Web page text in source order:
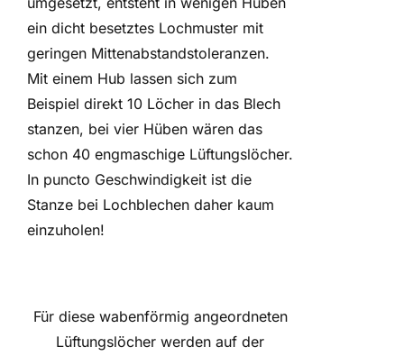
ein dicht besetztes Lochmuster mit
geringen Mittenabstandstoleranzen.
Mit einem Hub lassen sich zum
Beispiel direkt 10 Löcher in das Blech
stanzen, bei vier Hüben wären das
schon 40 engmaschige Lüftungslöcher.
In puncto Geschwindigkeit ist die
Stanze bei Lochblechen daher kaum
einzuholen!
Für diese wabenförmig angeordneten
Lüftungslöcher werden auf der